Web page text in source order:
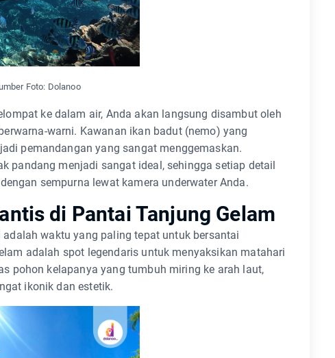
Foto: Dolanoo
ke dalam air, Anda akan langsung disambut oleh
warni. Kawanan ikan badut (nemo) yang
pemandangan yang sangat menggemaskan.
pandang menjadi sangat ideal, sehingga setiap detail
sempurna lewat kamera underwater Anda.
di Pantai Tanjung Gelam
waktu yang paling tepat untuk bersantai
adalah spot legendaris untuk menyaksikan matahari
pohon kelapanya yang tumbuh miring ke arah laut,
ikonik dan estetik.